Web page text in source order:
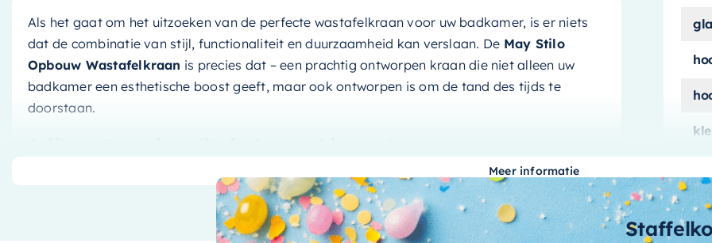
Als het gaat om het uitzoeken van de perfecte wastafelkraan voor uw badkamer, is er niets
dat de combinatie van stijl, functionaliteit en duurzaamheid kan verslaan. De May Stilo
Opbouw Wastafelkraan is precies dat – een prachtig ontworpen kraan die niet alleen uw
badkamer een esthetische boost geeft, maar ook ontworpen is om de tand des tijds te
doorstaan.
Deze kraan, met zijn strakke en moderne ontwerp, is een geweldige aanvulling op elke
chroomafwerkinggeeft het een unieke en stijlvolle uitstraling die zeker de
aandacht zal trekken. Maar het gaat niet alleen om de looks – de May Stilo kraan is ook
Meer informatie